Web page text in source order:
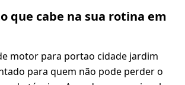
que cabe na sua rotina em
motor para portao cidade jardim
para quem não pode perder o